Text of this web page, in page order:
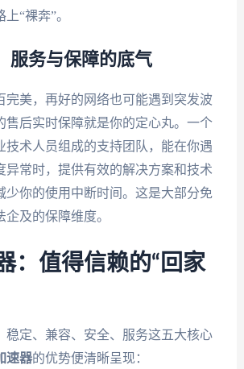
“裸奔”。
服务与保障的底气
完美，再好的网络也可能遇到突发波
售后实时保障就是你的定心丸。一个
技术人员组成的支持团队，能在你遇
异常时，提供有效的解决方案和技术
少你的使用中断时间。这是大部分免
及的保障维度。
：值得信赖的“回家
稳定、兼容、安全、服务这五大核心
速器的优势便清晰呈现：